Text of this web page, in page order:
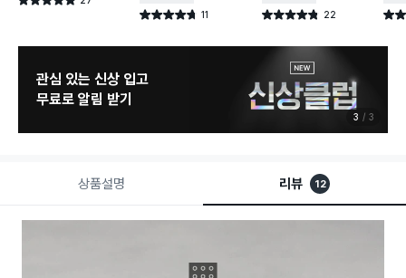
건 작성
별점 4.7점 11
건 작성 별점 4.8점 22
건 작성 별점
관심 있는 신상 입고
무료로 알림 받기
3 3
상품설명 리뷰 12